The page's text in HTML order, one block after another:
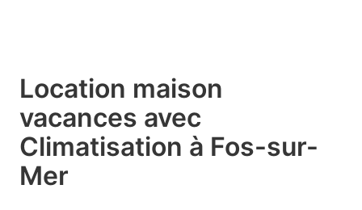
Location maison
vacances avec
Climatisation à Fos-sur-
Mer